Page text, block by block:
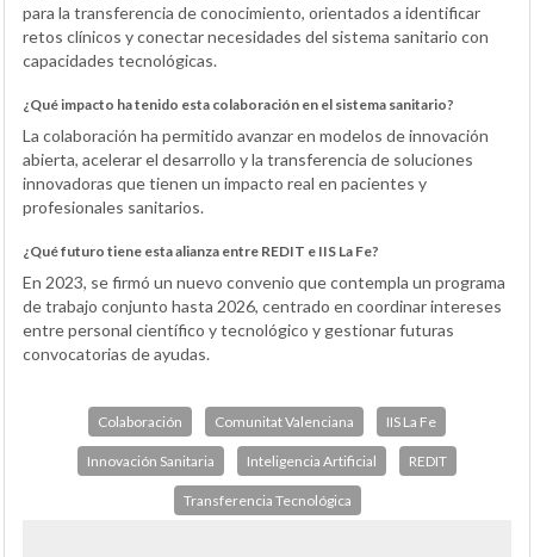
para la transferencia de conocimiento, orientados a identificar
retos clínicos y conectar necesidades del sistema sanitario con
capacidades tecnológicas.
¿Qué impacto ha tenido esta colaboración en el sistema sanitario?
La colaboración ha permitido avanzar en modelos de innovación
abierta, acelerar el desarrollo y la transferencia de soluciones
innovadoras que tienen un impacto real en pacientes y
profesionales sanitarios.
¿Qué futuro tiene esta alianza entre REDIT e IIS La Fe?
En 2023, se firmó un nuevo convenio que contempla un programa
de trabajo conjunto hasta 2026, centrado en coordinar intereses
entre personal científico y tecnológico y gestionar futuras
convocatorias de ayudas.
Colaboración Comunitat Valenciana IIS La Fe
Innovación Sanitaria Inteligencia Artificial REDIT
Transferencia Tecnológica